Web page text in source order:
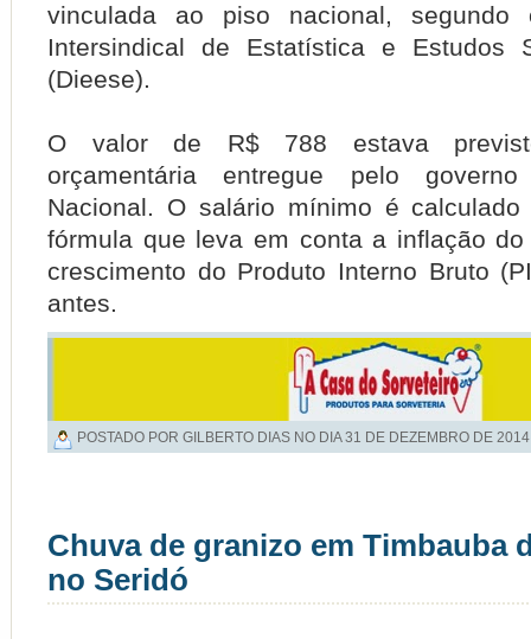
vinculada ao piso nacional, segundo
Intersindical de Estatística e Estudos
(Dieese).
O valor de R$ 788 estava
orçamentária entregue pelo
Nacional. O salário mínimo é
fórmula que leva em conta a inflação
crescimento do Produto Interno Bruto
antes.
POSTADO POR GILBERTO DIAS NO DIA31 DE DEZEMBRO DE 2014
Chuva de granizo em Timbauba
no Seridó